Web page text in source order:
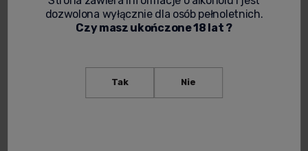
299,00 zł
243,09 zł
dozwolona wyłącznie dla osób pełnoletnich.
Czy masz ukończone 18 lat ?
Tak Nie